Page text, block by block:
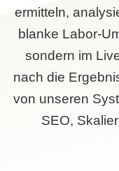
ermitteln,
blanke Labor-
sondern im
nach die
von unseren
SEO,